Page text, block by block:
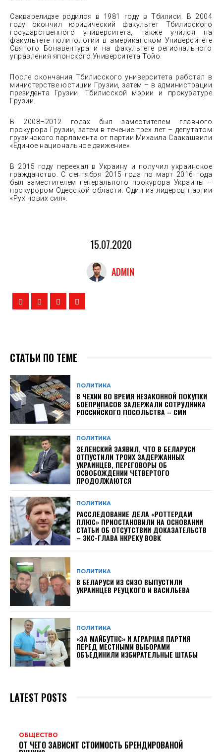
Сакварелидзе родился в 1981 году в Тбилиси. В 2004
году окончил юридический факультет Тбилисского
государственного университета, также учился на
факультете политологии в американском Университете
Святого Бонавентура и на факультете регионального
управления японского Университета Тойо.
После окончания Тбилисского университета работал в
министерстве юстиции Грузии, затем – в администрации
президента Грузии, Тбилисской мэрии и прокуратуре
Грузии.
В 2008–2012 годах был заместителем главного
прокурора Грузии, затем в течение трех лет – депутатом
грузинского парламента от партии Михаила Саакашвили
«Единое национальное движение».
В 2015 году переехал в Украину и получил украинское
гражданство. С сентября 2015 года по март 2016 года
был заместителем генерального прокурора Украины –
прокурором Одесской области. Один из лидеров партии
«Рух нових сил».
15.07.2020
ADMIN
СТАТЬИ ПО ТЕМЕ
ПОЛИТИКА
В ЧЕХИИ ВО ВРЕМЯ НЕЗАКОННОЙ ПОКУПКИ
БОЕПРИПАСОВ ЗАДЕРЖАЛИ СОТРУДНИКА
РОССИЙСКОГО ПОСОЛЬСТВА – СМИ
ПОЛИТИКА
ЗЕЛЕНСКИЙ ЗАЯВИЛ, ЧТО В БЕЛАРУСИ
ОТПУСТИЛИ ТРОИХ ЗАДЕРЖАННЫХ
УКРАИНЦЕВ, ПЕРЕГОВОРЫ ОБ
ОСВОБОЖДЕНИИ ЧЕТВЕРТОГО
ПРОДОЛЖАЮТСЯ
ПОЛИТИКА
РАССЛЕДОВАНИЕ ДЕЛА «РОТТЕРДАМ
ПЛЮС» ПРИОСТАНОВИЛИ НА ОСНОВАНИИ
СТАТЬИ ОБ ОТСУТСТВИИ ДОКАЗАТЕЛЬСТВ
– ЭКС-ГЛАВА НКРЕКУ ВОВК
ПОЛИТИКА
В БЕЛАРУСИ ИЗ СИЗО ВЫПУСТИЛИ
УКРАИНЦЕВ РЕУЦКОГО И ВАСИЛЬЕВА
ПОЛИТИКА
«ЗА МАЙБУТНЄ» И АГРАРНАЯ ПАРТИЯ
ПЕРЕД МЕСТНЫМИ ВЫБОРАМИ
ОБЪЕДИНИЛИ ИЗБИРАТЕЛЬНЫЕ ШТАБЫ
LATEST POSTS
ОБЩЕСТВО
ОТ ЧЕГО ЗАВИСИТ СТОИМОСТЬ БРЕНДИРОВАНОЙ